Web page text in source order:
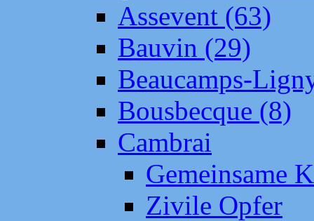
Assevent (63)
Bauvin (29)
Beaucamps-
Bousbecque (8)
Cambrai
Gemeinsame
Zivile Opfer